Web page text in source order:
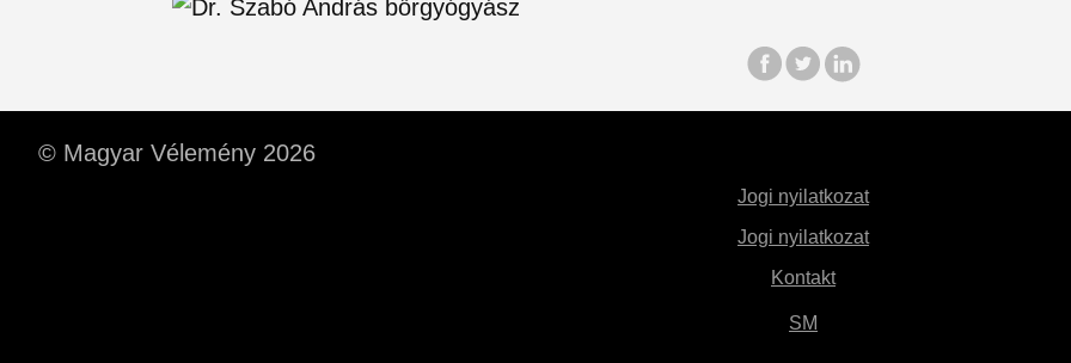
© Magyar Vélemény 2026
Jogi nyilatkozat
Jogi nyilatkozat
Kontakt
SM